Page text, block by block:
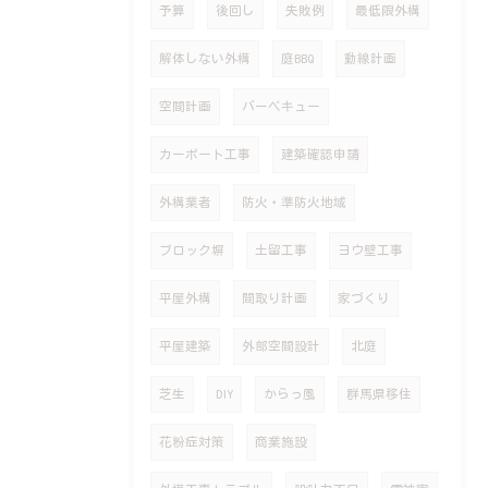
予算 後回し 失敗例 最低限外構
解体しない外構 庭BBQ 動線計画
空間計画 バーベキュー
カーポート工事 建築確認申請
外構業者 防火・準防火地域
ブロック塀 土留工事 ヨウ壁工事
平屋外構 間取り計画 家づくり
平屋建築 外部空間設計 北庭
芝生 DIY からっ風 群馬県移住
花粉症対策 商業施設